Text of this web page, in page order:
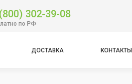
302-39-08
по РФ
ДОСТАВКА КОНТАКТЫ